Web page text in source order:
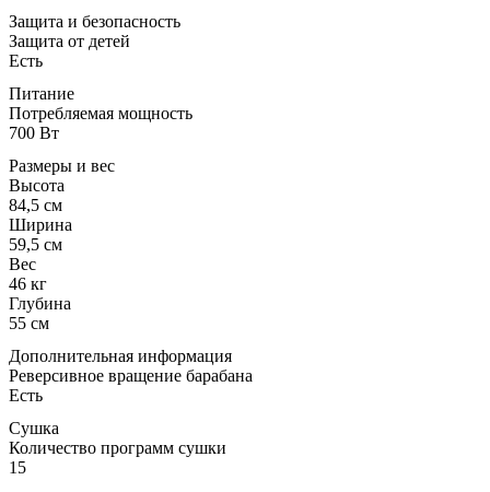
Защита и безопасность
Защита от детей
Есть
Питание
Потребляемая мощность
700 Вт
Размеры и вес
Высота
84,5 см
Ширина
59,5 см
Вес
46 кг
Глубина
55 см
Дополнительная информация
Реверсивное вращение барабана
Есть
Сушка
Количество программ сушки
15